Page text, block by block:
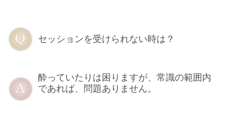
セッションを受けられない時は？
酔っていたりは困りますが、常識の範囲内
であれば、問題ありません。